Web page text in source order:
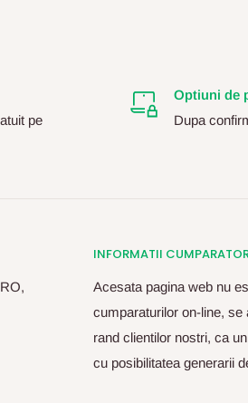
pe
Optiuni de
Dupa
INFORMATII
Acesata pagina web nu
cumparaturilor on-line, se
rand clientilor nostri, ca
cu posibilitatea generarii